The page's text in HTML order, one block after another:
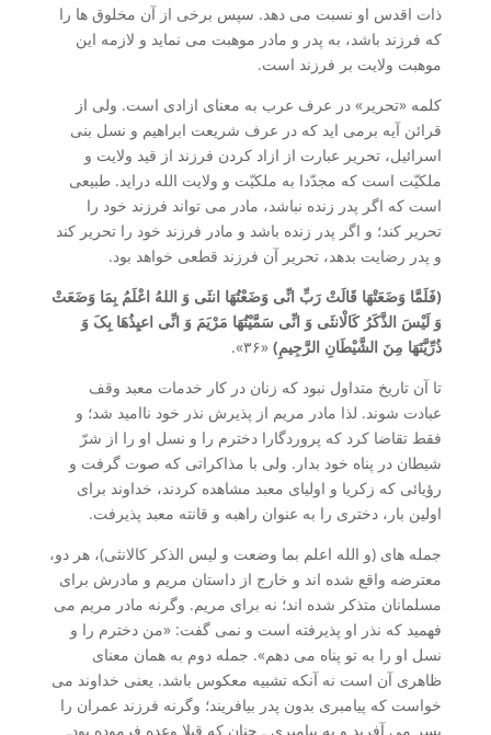
ذات اقدس او نسبت می دهد. سپس برخی از آن مخلوق ها را
که فرزند باشد، به پدر و مادر موهبت می نماید و لازمه این
موهبت ولایت بر فرزند است.
کلمه «تحریر» در عرف عرب به معنای ازادی است. ولی از
قرائن آیه برمی اید که در عرف شریعت ابراهیم و نسل بنی
اسرائیل، تحریر عبارت از ازاد کردن فرزند از قید ولایت و
ملکیّت است که مجدّدا به ملکیّت و ولایت الله دراید. طبیعی
است که اگر پدر زنده نباشد، مادر می تواند فرزند خود را
تحریر کند؛ و اگر پدر زنده باشد و مادر فرزند خود را تحریر کند
و پدر رضایت بدهد، تحریر آن فرزند قطعی خواهد بود.
(فَلَمَّا وَضَعَتْهَا قَالَتْ رَبِّ انِّی وَضَعْتُهَا انثَی وَ اللهُ اعْلَمُ بِمَا وَضَعَتْ
وَ لَیْسَ الذَّکَرُ کَالْانثَی وَ انِّی سَمَّیْتُهَا مَرْیَمَ وَ انِّی اعیِذُهَا بِکَ وَ
ذُرِّیَّتَهَا مِنَ الشَّیْطَانِ الرَّجِیمِ) «۳۶».
تا آن تاریخ متداول نبود که زنان در کار خدمات معبد وقف
عبادت شوند. لذا مادر مریم از پذیرش نذر خود ناامید شد؛ و
فقط تقاضا کرد که پروردگارا دخترم را و نسل او را از شرّ
شیطان در پناه خود بدار. ولی با مذاکراتی که صوت گرفت و
رؤیائی که زکریا و اولیای معبد مشاهده کردند، خداوند برای
اولین بار، دختری را به عنوان راهبه و قانته معبد پذیرفت.
جمله های (و الله اعلم بما وضعت و لیس الذکر کالانثی)، هر دو،
معترضه واقع شده اند و خارج از داستان مریم و مادرش برای
مسلمانان متذکر شده اند؛ نه برای مریم. وگرنه مادر مریم می
فهمید که نذر او پذیرفته است و نمی گفت: «من دخترم را و
نسل او را به تو پناه می دهم». جمله دوم به همان معنای
ظاهری آن است نه آنکه تشبیه معکوس باشد. یعنی خداوند می
خواست که پیامبری بدون پدر بیافریند؛ وگرنه فرزند عمران را
پسر می آفرید و به پیامبری ـ چنان که قبلا وعده فرموده بودـ